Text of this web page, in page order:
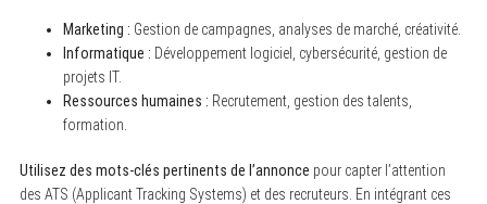
Marketing : Gestion de campagnes, analyses de marché, créativité.
Informatique : Développement logiciel, cybersécurité, gestion de
projets IT.
Ressources humaines : Recrutement, gestion des talents,
formation.
Utilisez des mots-clés pertinents de l’annonce pour capter l’attention
des ATS (Applicant Tracking Systems) et des recruteurs. En intégrant ces